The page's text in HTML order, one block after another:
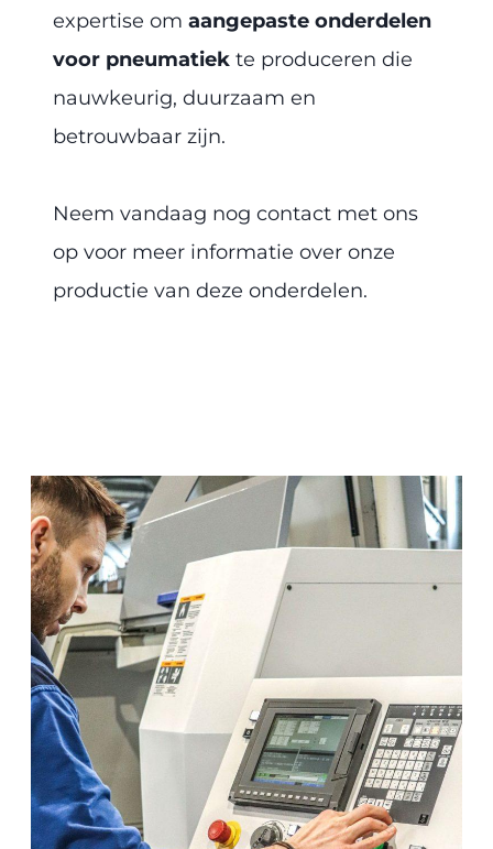
expertise om aangepaste onderdelen
voor pneumatiek te produceren die
nauwkeurig, duurzaam en
betrouwbaar zijn.
Neem vandaag nog contact met ons
op voor meer informatie over onze
productie van deze onderdelen.